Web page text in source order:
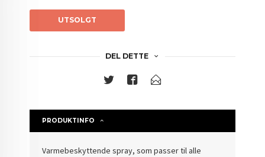
UTSOLGT
DEL DETTE
PRODUKTINFO
Varmebeskyttende spray, som passer til alle